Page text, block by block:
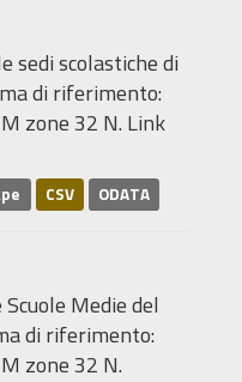
sedi scolastiche di
di riferimento:
zone 32 N. Link
CSV ODATA
Medie del
di riferimento:
zone 32 N.